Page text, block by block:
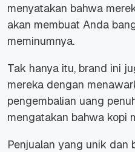
menyatakan bahwa
akan membuat Anda
meminumnya.
Tak hanya itu, brand ini
mereka dengan
pengembalian uang
mengatakan bahwa kopi
Penjualan yang unik dan